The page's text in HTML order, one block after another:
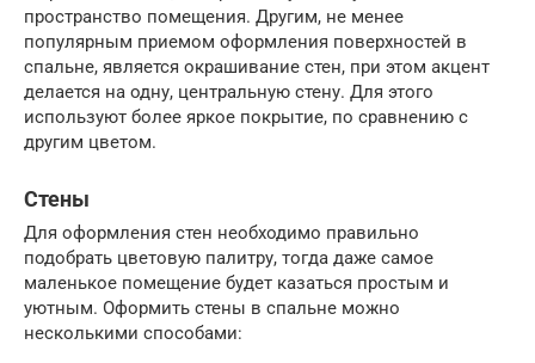
пространство помещения. Другим, не менее
популярным приемом оформления поверхностей в
спальне, является окрашивание стен, при этом акцент
делается на одну, центральную стену. Для этого
используют более яркое покрытие, по сравнению с
другим цветом.
Стены
Для оформления стен необходимо правильно
подобрать цветовую палитру, тогда даже самое
маленькое помещение будет казаться простым и
уютным. Оформить стены в спальне можно
несколькими способами: